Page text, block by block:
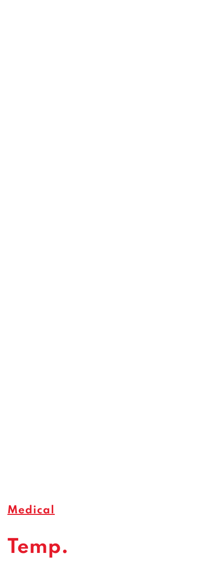
Medical
Temp.